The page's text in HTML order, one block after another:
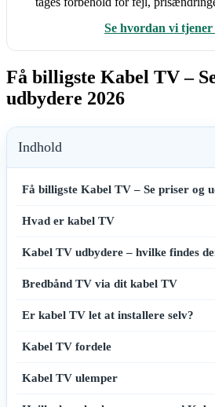
Se hvordan vi tjener
Få billigste Kabel TV –
udbydere 2026
Indhold
Få billigste Kabel TV – Se priser og
Hvad er kabel TV
Kabel TV udbydere – hvilke findes
Bredbånd TV via dit kabel TV
Er kabel TV let at installere selv?
Kabel TV fordele
Kabel TV ulemper